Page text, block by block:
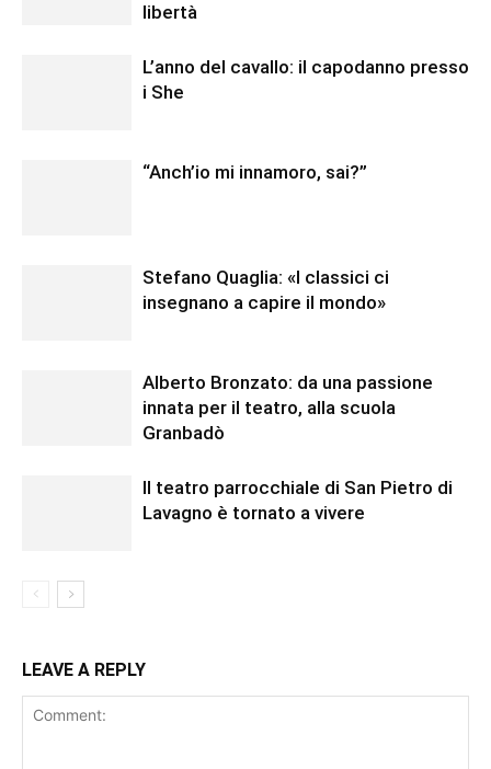
libertà
L’anno del cavallo: il capodanno presso
i She
“Anch’io mi innamoro, sai?”
Stefano Quaglia: «I classici ci
insegnano a capire il mondo»
Alberto Bronzato: da una passione
innata per il teatro, alla scuola
Granbadò
Il teatro parrocchiale di San Pietro di
Lavagno è tornato a vivere
LEAVE A REPLY